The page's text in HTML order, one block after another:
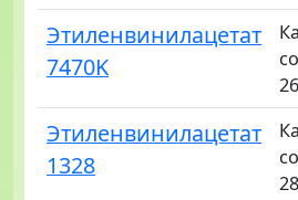
Этиленвинилацетат
7470K
Этиленвинилацетат
1328